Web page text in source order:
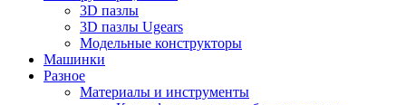
3D пазлы
3D пазлы Ugears
Модельные конструкторы
Машинки
Разное
Материалы и инструменты